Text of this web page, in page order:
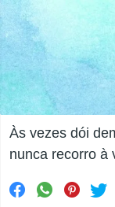
Às vezes dói
nunca recorro à